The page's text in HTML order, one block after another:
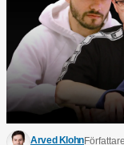
Arved Klohn